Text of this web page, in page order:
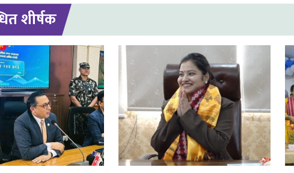
शीर्षक